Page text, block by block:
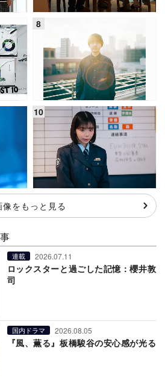
像をもっと見る
連載 2026.07.11
ロックスターと過ごした記憶：櫻井敦
司
国内ドラマ 2026.08.05
『風、薫る』板橋駿谷の安心感が光る